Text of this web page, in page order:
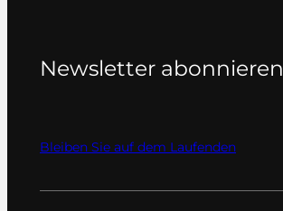
Newsletter abonnieren
Bleiben Sie auf dem Laufenden